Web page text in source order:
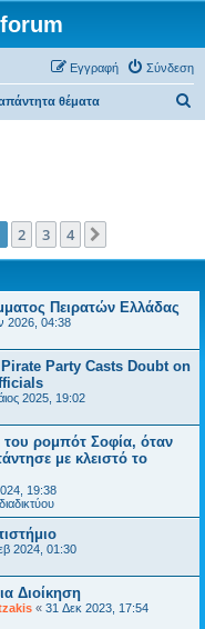
Σύνδεση
Εγγραφή
θέματα
η
2 3 4
Πειρατών Ελλάδας
2026, 04:38
Party Casts Doubt on
2025, 19:02
ρομπότ Σοφία, όταν
με κλειστό το
19:38
2024, 01:30
Διοίκηση
« 31 Δεκ 2023, 17:54